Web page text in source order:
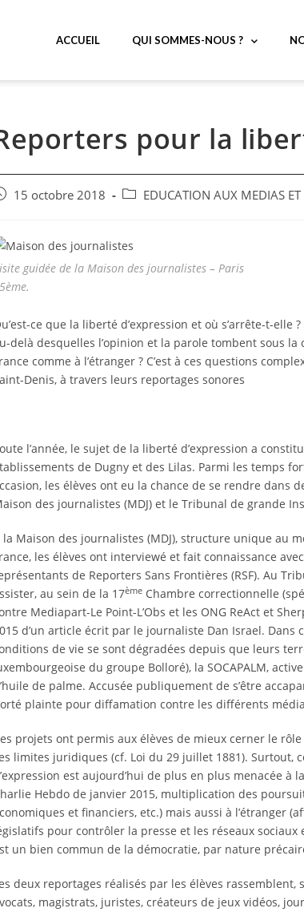
ACCUEIL QUI SOMMES-NOUS ?
pour la
15 octobre 2018 EDUCATION AUX MEDIAS
guidée de la Maison des journalistes – Paris
ce que la liberté d’expression et où s’arrête-t-
delà desquelles l’opinion et la parole tombent sous
comme à l’étranger ? C’est à ces questions
Denis, à travers leurs reportages sonores
l’année, le sujet de la liberté d’expression a
de Dugny et des Lilas. Parmi les temps
les élèves ont eu la chance de se rendre dans
des journalistes (MDJ) et le Tribunal de grande
la Maison des journalistes (MDJ), structure unique au
les élèves ont interviewé et fait connaissance
de Reporters Sans Frontières (RSF). Au
au sein de la 17ème Chambre correctionnelle
Mediapart-Le Point-L’Obs et les ONG ReAct et
d’un article écrit par le journaliste Dan Israel.
de vie se sont dégradées depuis que leurs
du groupe Bolloré), la SOCAPALM,
de palme. Accusée publiquement de s’être
plainte pour diffamation contre les différents
projets ont permis aux élèves de mieux cerner le
limites juridiques (cf. Loi du 29 juillet 1881). Surtout,
est aujourd’hui de plus en plus menacée
Hebdo de janvier 2015, multiplication des
et financiers, etc.) mais aussi à l’étranger
pour contrôler la presse et les réseaux
un bien commun de la démocratie, par nature
deux reportages réalisés par les élèves
magistrats, juristes, créateurs de jeux vidéos,